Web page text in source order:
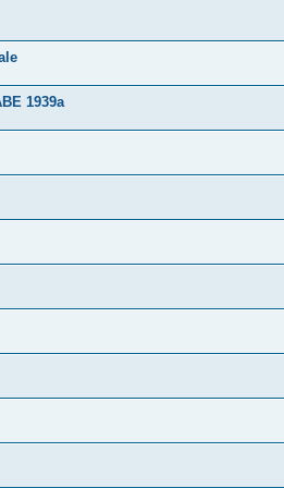
1939a